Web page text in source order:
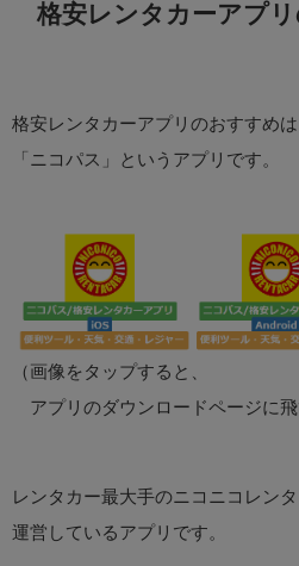
格安レンタカーアプ
格安レンタカーアプリのおすすめは
「ニコパス」というアプリです。
（画像をタップすると、
アプリのダウンロードページに飛
レンタカー最大手のニコニコレン
運営しているアプリです。